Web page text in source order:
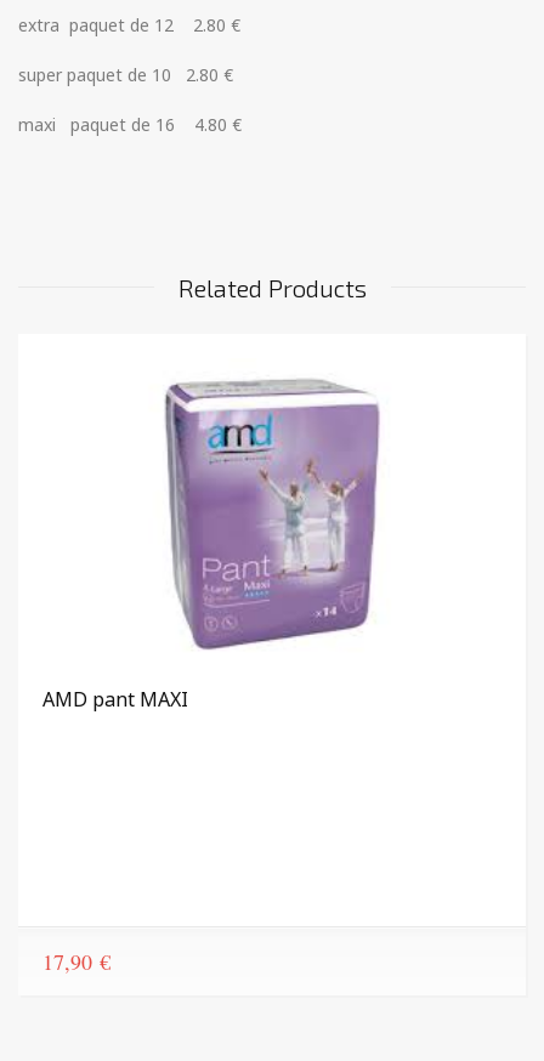
extra paquet de 12 2.80 €
super paquet de 10 2.80 €
maxi paquet de 16 4.80 €
Related Products
AMD pant MAXI
17,90 €